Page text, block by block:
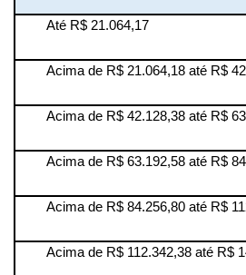
Até R$ 21.064,17
Acima de R$ 21.064,18 até R$
Acima de R$ 42.128,38 até R$
Acima de R$ 63.192,58 até R$
Acima de R$ 84.256,80 até R$
Acima de R$ 112.342,38 até R$